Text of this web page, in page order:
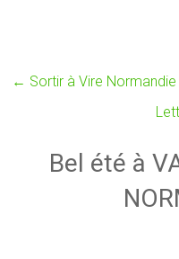
← Sortir à Vire
Bel été à